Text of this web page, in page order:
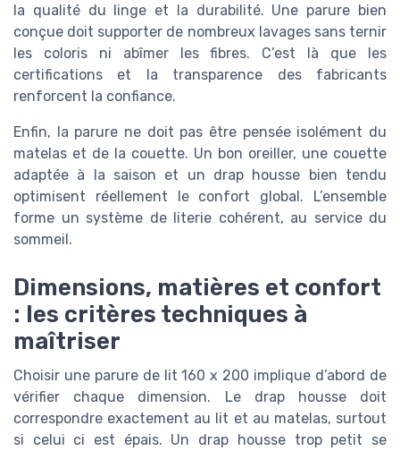
la qualité du linge et la durabilité. Une parure bien
conçue doit supporter de nombreux lavages sans ternir
les coloris ni abîmer les fibres. C’est là que les
certifications et la transparence des fabricants
renforcent la confiance.
Enfin, la parure ne doit pas être pensée isolément du
matelas et de la couette. Un bon oreiller, une couette
adaptée à la saison et un drap housse bien tendu
optimisent réellement le confort global. L’ensemble
forme un système de literie cohérent, au service du
sommeil.
Dimensions, matières et confort
: les critères techniques à
maîtriser
Choisir une parure de lit 160 x 200 implique d’abord de
vérifier chaque dimension. Le drap housse doit
correspondre exactement au lit et au matelas, surtout
si celui ci est épais. Un drap housse trop petit se